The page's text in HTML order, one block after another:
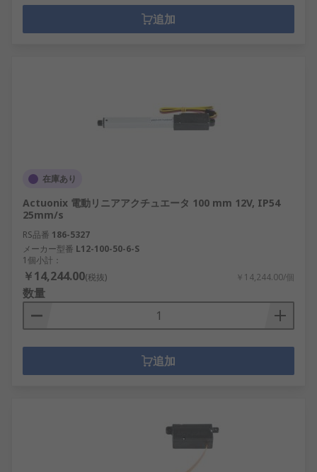
追加
在庫あり
Actuonix 電動リニアアクチュエータ 100 mm 12V, IP54
25mm/s
RS品番 186-5327
メーカー型番 L12-100-50-6-S
1個小計：
￥14,244.00(税抜) ￥14,244.00/個
数量
追加